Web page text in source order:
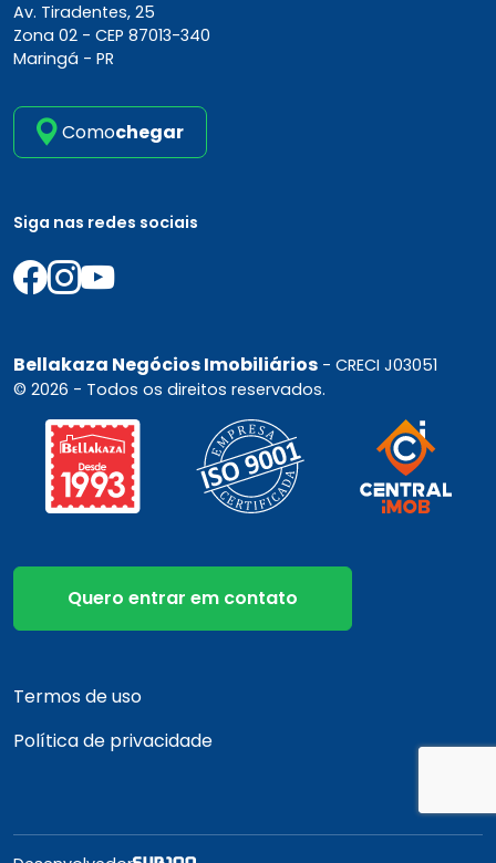
Av. Tiradentes, 25
Zona 02 - CEP 87013-340
Maringá - PR
Comochegar
Siga nas redes sociais
Bellakaza Negócios Imobiliários - CRECI J03051
© 2026 - Todos os direitos reservados.
Quero entrar em contato
Termos de uso
Política de privacidade